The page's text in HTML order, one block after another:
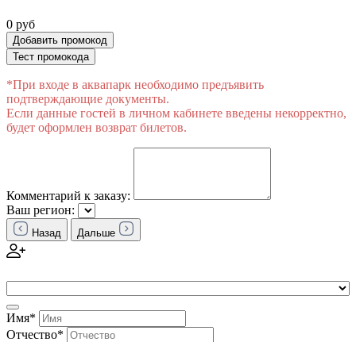
0 руб
Добавить промокод
Тест промокода
*При входе в аквапарк необходимо предъявить
подтверждающие документы.
Если данные гостей в личном кабинете введены некорректно,
будет оформлен возврат билетов.
Комментарий к заказу:
Ваш регион:
Назад Дальше
Имя*
Отчество*